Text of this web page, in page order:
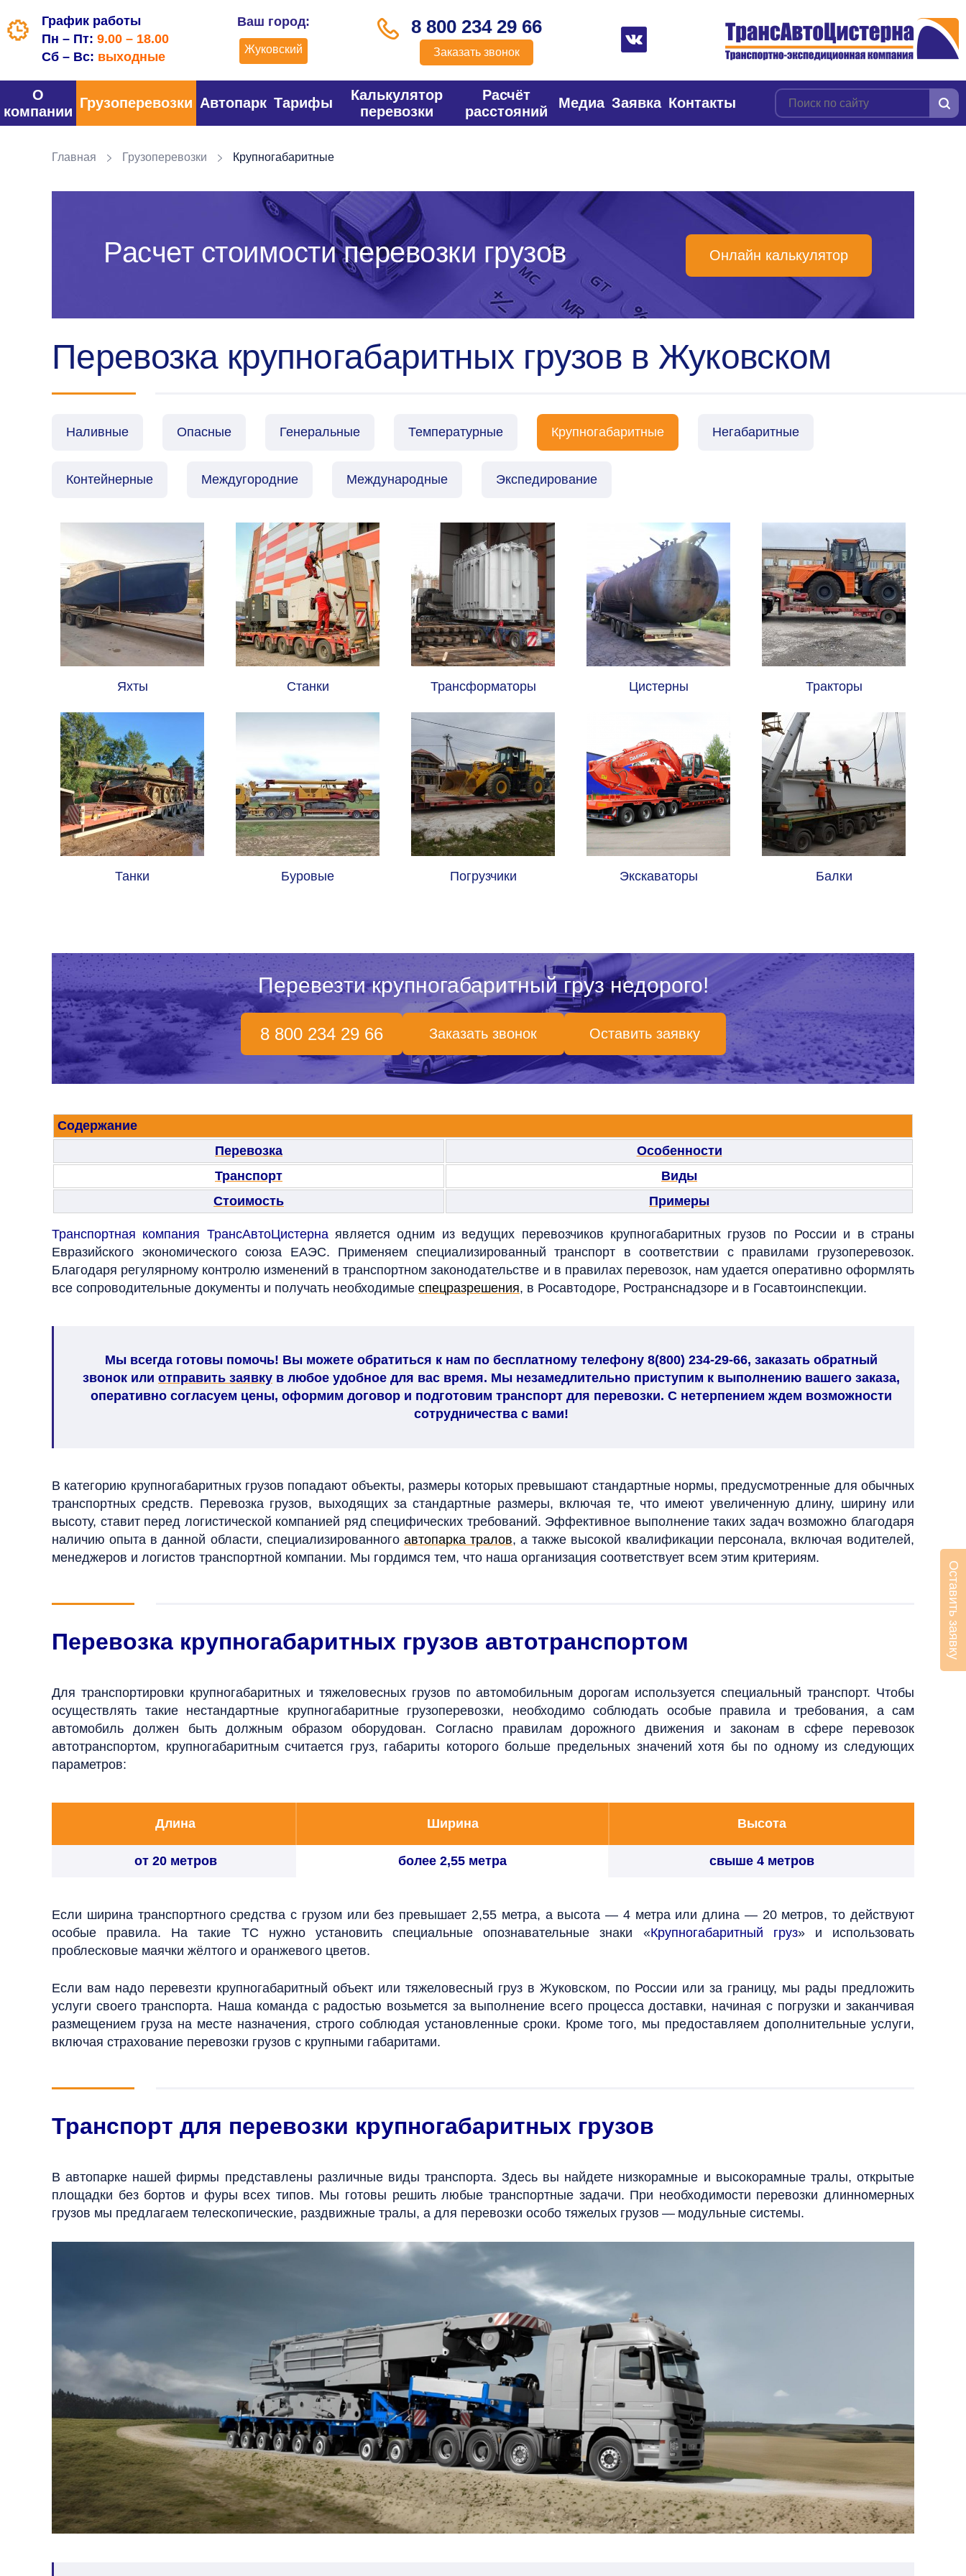
График работы
Пн – Пт: 9.00 – 18.00
Сб – Вс: выходные
Ваш город:
Жуковский
8 800 234 29 66
Заказать звонок
О
компании
Грузоперевозки Автопарк Тарифы
Калькулятор
перевозки
Расчёт
расстояний
Медиа Заявка Контакты
Главная Грузоперевозки Крупногабаритные
Расчет стоимости перевозки грузов Онлайн калькулятор
Перевозка крупногабаритных грузов в Жуковском
Наливные Опасные Генеральные Температурные Крупногабаритные Негабаритные
Контейнерные Междугородние Международные Экспедирование
Яхты Станки Трансформаторы Цистерны Тракторы
Танки Буровые Погрузчики Экскаваторы Балки
Перевезти крупногабаритный груз недорого!
8 800 234 29 66 Заказать звонок Оставить заявку
Содержание
Перевозка
Особенности
Транспорт
Виды
Стоимость
Примеры
Транспортная компания ТрансАвтоЦистернаявляется одним из ведущих перевозчиков крупногабаритных грузов по России и в страны
Евразийского экономического союза ЕАЭС. Применяем специализированный транспорт в соответствии с правилами грузоперевозок.
Благодаря регулярному контролю изменений в транспортном законодательстве и в правилах перевозок, нам удается оперативно оформлять
все сопроводительные документы и получать необходимые спецразрешения, в Росавтодоре, Ространснадзоре и в Госавтоинспекции.
Мы всегда готовы помочь! Вы можете обратиться к нам по бесплатному телефону 8(800) 234-29-66, заказать обратный
звонок или отправить заявку в любое удобное для вас время. Мы незамедлительно приступим к выполнению вашего заказа,
оперативно согласуем цены, оформим договор и подготовим транспорт для перевозки. С нетерпением ждем возможности
сотрудничества с вами!
В категорию крупногабаритных грузов попадают объекты, размеры которых превышают стандартные нормы, предусмотренные для обычных
транспортных средств. Перевозка грузов, выходящих за стандартные размеры, включая те, что имеют увеличенную длину, ширину или
высоту, ставит перед логистической компанией ряд специфических требований. Эффективное выполнение таких задач возможно благодаря
наличиюопыта в данной области, специализированного автопарка тралов, а также высокой квалификации персонала, включая водителей,
менеджеров и логистов транспортной компании. Мы гордимся тем, что наша организация соответствует всем этим критериям.
Перевозка крупногабаритных грузов автотранспортом
Для транспортировки крупногабаритных и тяжеловесных грузов по автомобильным дорогам используется специальный транспорт. Чтобы
осуществлять такие нестандартные крупногабаритные грузоперевозки, необходимо соблюдать особые правила и требования, а сам
автомобиль должен быть должным образом оборудован. Согласно правилам дорожного движения и законам в сфере перевозок
автотранспортом, крупногабаритным считается груз, габариты которого больше предельных значений хотя бы по одному из следующих
параметров:
Длина Ширина Высота
от 20 метров более 2,55 метра свыше 4 метров
Если ширина транспортного средства с грузом или без превышает 2,55 метра, а высота — 4 метра или длина — 20 метров, то действуют
особые правила. На такие ТС нужно установить специальные опознавательные знаки «Крупногабаритный груз» и использовать
проблесковые маячки жёлтого и оранжевого цветов.
Если вам надо перевезти крупногабаритный объект или тяжеловесный груз в Жуковском, по России или за границу, мы рады предложить
услуги своего транспорта. Наша команда с радостью возьмется за выполнение всего процесса доставки, начиная с погрузки и заканчивая
размещением груза на месте назначения, строго соблюдая установленные сроки. Кроме того, мы предоставляем дополнительные услуги,
включая страхование перевозки грузов с крупными габаритами.
Транспорт для перевозки крупногабаритных грузов
В автопарке нашей фирмы представлены различные виды транспорта. Здесь вы найдете низкорамные и высокорамные тралы, открытые
площадки без бортов и фуры всех типов. Мы готовы решить любые транспортные задачи. При необходимости перевозки длинномерных
грузов мы предлагаем телескопические, раздвижные тралы, а для перевозки особо тяжелых грузов — модульные системы.
Оставить заявку